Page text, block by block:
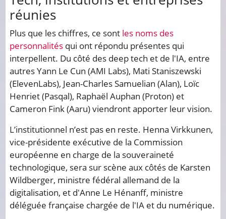
réunies
Plus que les chiffres, ce sont les noms des
personnalités qui ont répondu présentes qui
interpellent. Du côté des deep tech et de l'IA, entre
autres Yann Le Cun (AMI Labs), Mati Staniszewski
(ElevenLabs), Jean-Charles Samuelian (Alan), Loïc
Henriet (Pasqal), Raphaël Auphan (Proton) et
Cameron Fink (Aaru) viendront apporter leur vision.
L’institutionnel n’est pas en reste. Henna Virkkunen,
vice-présidente exécutive de la Commission
européenne en charge de la souveraineté
technologique, sera sur scène aux côtés de Karsten
Wildberger, ministre fédéral allemand de la
digitalisation, et d'Anne Le Hénanff, ministre
déléguée française chargée de l'IA et du numérique.